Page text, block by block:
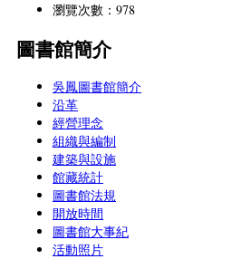
瀏覽次數：978
圖書館簡介
吳鳳圖書館簡介
沿革
經營理念
組織與編制
建築與設施
館藏統計
圖書館法規
開放時間
圖書館大事紀
活動照片